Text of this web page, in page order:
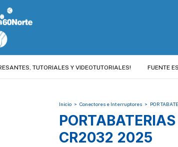
TUTORIALES Y VIDEOTUTORIALES! FUENTE
Inicio > Conectores e Interruptores >
CR2032 2025